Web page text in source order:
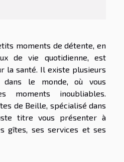
moments de détente, en
de vie quotidienne, est
la santé. Il existe plusieurs
dans le monde, où vous
moments inoubliables.
de Beille, spécialisé dans
titre vous présenter à
gîtes, ses services et ses